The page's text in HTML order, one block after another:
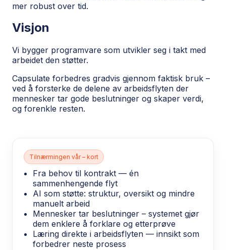
mer robust over tid.
Visjon
Vi bygger programvare som utvikler seg i takt med
arbeidet den støtter.
Capsulate forbedres gradvis gjennom faktisk bruk –
ved å forsterke de delene av arbeidsflyten der
mennesker tar gode beslutninger og skaper verdi,
og forenkle resten.
Tilnærmingen vår – kort
Fra behov til kontrakt — én
sammenhengende flyt
AI som støtte: struktur, oversikt og mindre
manuelt arbeid
Mennesker tar beslutninger – systemet gjør
dem enklere å forklare og etterprøve
Læring direkte i arbeidsflyten — innsikt som
forbedrer neste prosess